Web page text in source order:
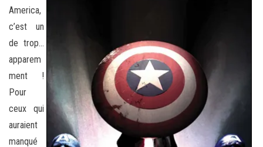
America,
c’est un
de trop…
apparem
ment !
Pour
ceux qui
auraient
manqué